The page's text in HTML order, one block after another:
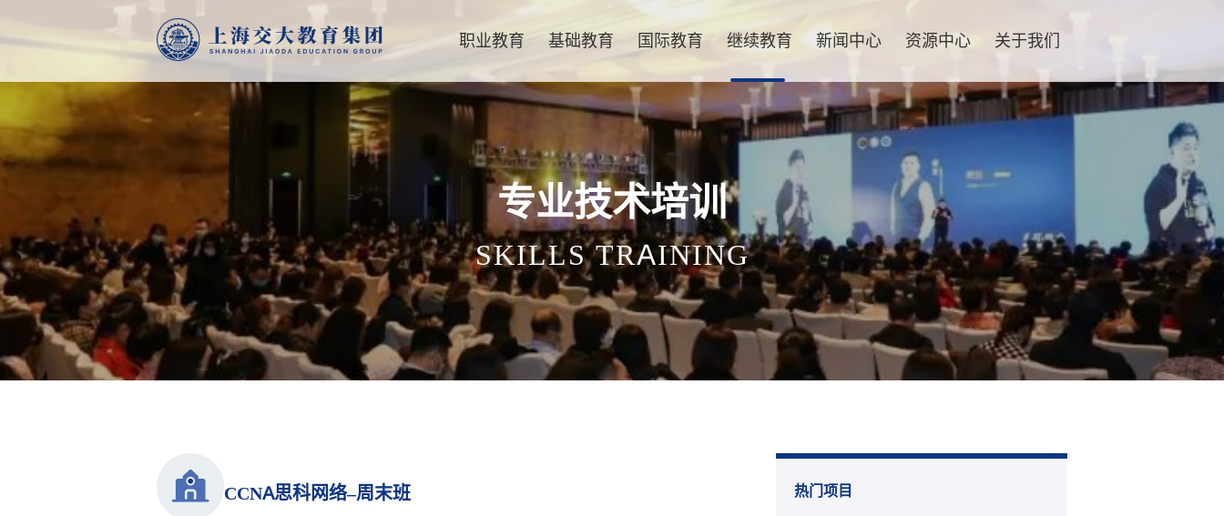
职业教育 基础教育 国际教育 继续教育 新闻中心 资源中心 关于我们
专业技术培训
SKILLS TRAINING
CCNA思科网络–周末班 热门项目